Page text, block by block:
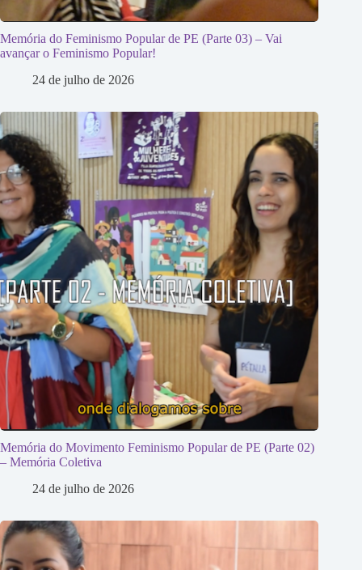
Memória do Feminismo Popular de PE (Parte 03) – Vai
avançar o Feminismo Popular!
24 de julho de 2026
Memória do Movimento Feminismo Popular de PE (Parte 02)
– Memória Coletiva
24 de julho de 2026